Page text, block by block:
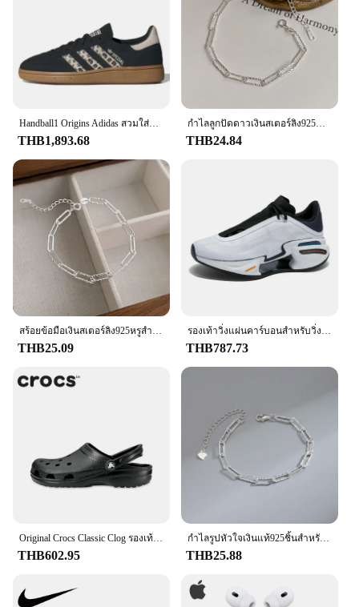
THB1,893.68
กำไลลูกปัดดาวเงินสเตอร์ลิง925หรูสำหรับผู้หญิงสร้อยข้อมือแบบปรับได้สองชั้นเครื่องประดับงานปาร์ตี้
THB24.84
THB25.09 THB787.73
THB602.95
กำไลรูปหัวใจเงินแท้925ชิ้นสำหรับย้อนยุคสำหรับผู้หญิงกำไลข้อมือสวยๆเซอร์คอนอเนกประสงค์สไตล์เกาหลีของขวัญเครื่องประดับสำหรับงานเลี้ยงของแท้
THB25.88